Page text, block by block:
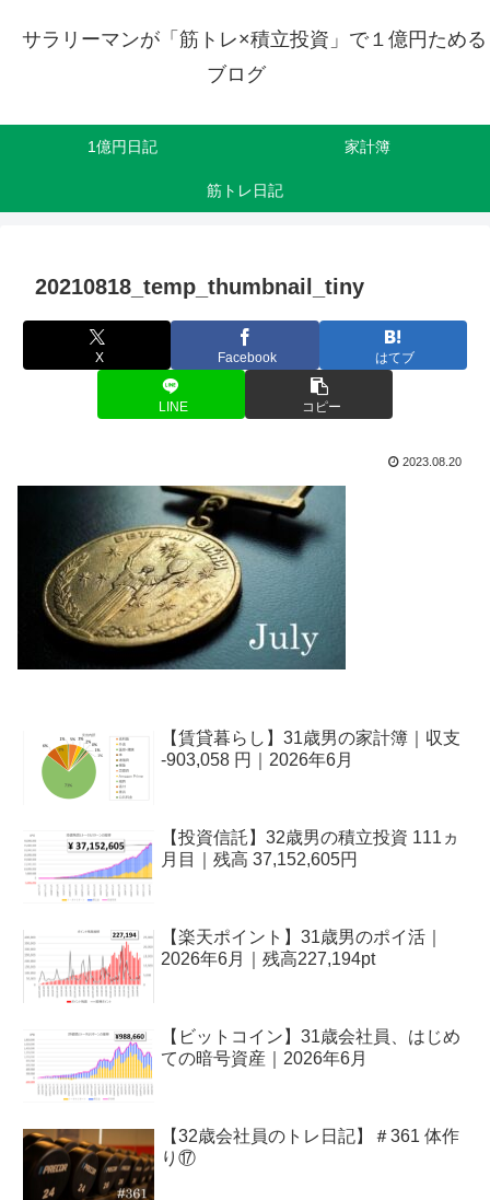
サラリーマンが「筋トレ×積立投資」で１億円ためる
ブログ
1億円日記 家計簿
筋トレ日記
20210818_temp_thumbnail_tiny
X Facebook はてブ
LINE コピー
2023.08.20
【賃貸暮らし】31歳男の家計簿｜収支
-903,058 円｜2026年6月
【投資信託】32歳男の積立投資 111ヵ
月目｜残高 37,152,605円
【楽天ポイント】31歳男のポイ活｜
2026年6月｜残高227,194pt
【ビットコイン】31歳会社員、はじめ
ての暗号資産｜2026年6月
【32歳会社員のトレ日記】＃361 体作
り⑰